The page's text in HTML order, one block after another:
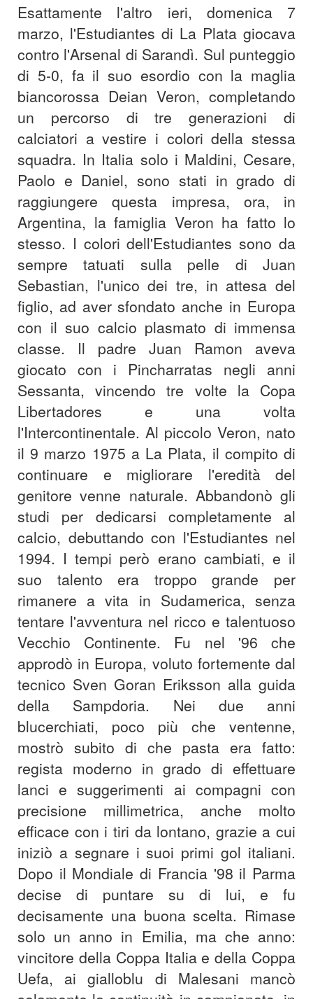
Esattamente l'altro ieri, domenica 7
marzo, l'Estudiantes di La Plata giocava
contro l'Arsenal di Sarandì. Sul punteggio
di 5-0, fa il suo esordio con la maglia
biancorossa Deian Veron, completando
un percorso di tre generazioni di
calciatori a vestire i colori della stessa
squadra. In Italia solo i Maldini, Cesare,
Paolo e Daniel, sono stati in grado di
raggiungere questa impresa, ora, in
Argentina, la famiglia Veron ha fatto lo
stesso. I colori dell'Estudiantes sono da
sempre tatuati sulla pelle di Juan
Sebastian, l'unico dei tre, in attesa del
figlio, ad aver sfondato anche in Europa
con il suo calcio plasmato di immensa
classe. Il padre Juan Ramon aveva
giocato con i Pincharratas negli anni
Sessanta, vincendo tre volte la Copa
Libertadores e una volta
l'Intercontinentale. Al piccolo Veron, nato
il 9 marzo 1975 a La Plata, il compito di
continuare e migliorare l'eredità del
genitore venne naturale. Abbandonò gli
studi per dedicarsi completamente al
calcio, debuttando con l'Estudiantes nel
1994. I tempi però erano cambiati, e il
suo talento era troppo grande per
rimanere a vita in Sudamerica, senza
tentare l'avventura nel ricco e talentuoso
Vecchio Continente. Fu nel '96 che
approdò in Europa, voluto fortemente dal
tecnico Sven Goran Eriksson alla guida
della Sampdoria. Nei due anni
blucerchiati, poco più che ventenne,
mostrò subito di che pasta era fatto:
regista moderno in grado di effettuare
lanci e suggerimenti ai compagni con
precisione millimetrica, anche molto
efficace con i tiri da lontano, grazie a cui
iniziò a segnare i suoi primi gol italiani.
Dopo il Mondiale di Francia '98 il Parma
decise di puntare su di lui, e fu
decisamente una buona scelta. Rimase
solo un anno in Emilia, ma che anno:
vincitore della Coppa Italia e della Coppa
Uefa, ai gialloblu di Malesani mancò